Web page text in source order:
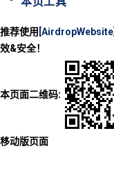
推荐使用 [AirdropWebsite]
效&安全！
本页面二维码:
移动版页面